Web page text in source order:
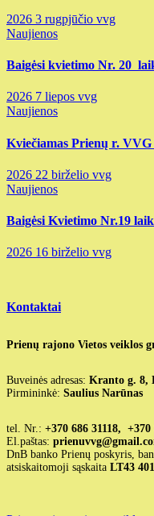
2026 3 rugpjūčio vvg
Naujienos
Baigėsi kvietimo Nr. 20
2026 7 liepos vvg
Naujienos
Kviečiamas Prienų r.
2026 22 birželio vvg
Naujienos
Baigėsi Kvietimo Nr.19
2026 16 birželio vvg
Kontaktai
Prienų rajono Vietos veiklos
Buveinės adresas: Kranto g. 8,
Pirmininkė: Saulius Narūnas
tel. Nr.: +370 686 31118, +370
El.paštas:
DnB banko Prienų poskyris,
atsiskaitomoji sąskaita LT43